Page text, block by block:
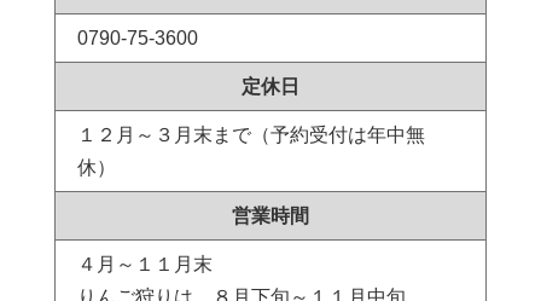
0790-75-3600
定休日
１２月～３月末まで（予約受付は年中無
休）
営業時間
４月～１１月末